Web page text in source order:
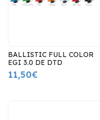
BALLISTIC FULL COLOR
EGI 3.0 DE DTD
11,50€